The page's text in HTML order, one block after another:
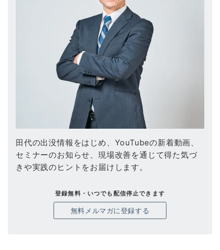
田代の出没情報をはじめ、YouTubeの新着動画、
セミナーのお知らせ、現場改善を通じて得た気づ
きや実践のヒントをお届けします。
登録無料・いつでも配信停止できます
無料メルマガに登録する